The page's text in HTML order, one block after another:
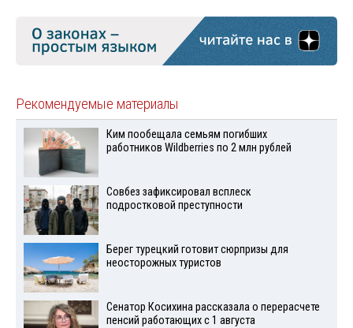
Рекомендуемые материалы
Ким пообещала семьям погибших
работников Wildberries по 2 млн рублей
Совбез зафиксировал всплеск
подростковой преступности
Берег турецкий готовит сюрпризы для
неосторожных туристов
Сенатор Косихина рассказала о перерасчете
пенсий работающих с 1 августа